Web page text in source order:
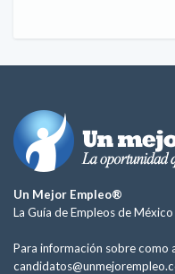
Un Mejor Empleo®
La Guía de Empleos de México
Para información sobre como